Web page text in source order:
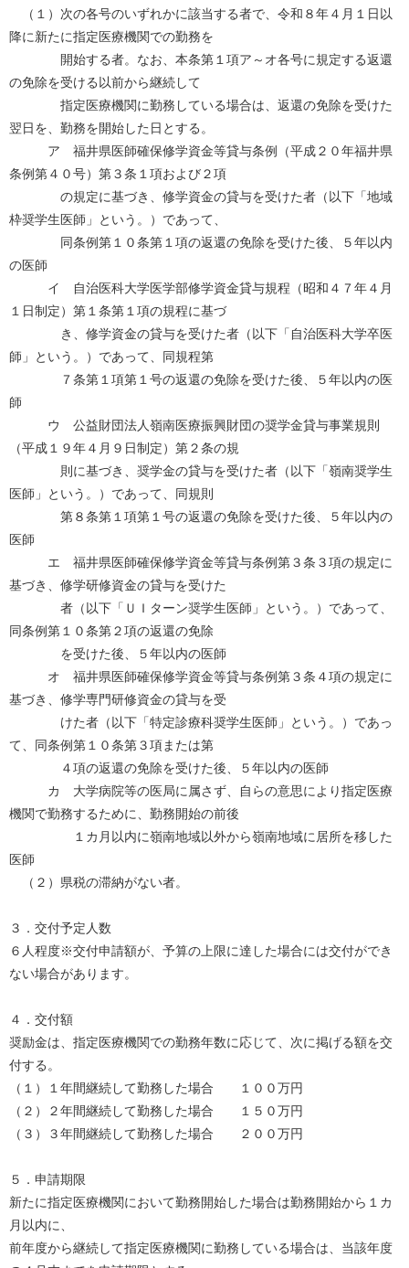
（１）次の各号のいずれかに該当する者で、令和８年４月１日以
降に新たに指定医療機関での勤務を
開始する者。なお、本条第１項ア～オ各号に規定する返還
の免除を受ける以前から継続して
指定医療機関に勤務している場合は、返還の免除を受けた
翌日を、勤務を開始した日とする。
ア 福井県医師確保修学資金等貸与条例（平成２０年福井県
条例第４０号）第３条１項および２項
の規定に基づき、修学資金の貸与を受けた者（以下「地域
枠奨学生医師」という。）であって、
同条例第１０条第１項の返還の免除を受けた後、５年以内
の医師
イ 自治医科大学医学部修学資金貸与規程（昭和４７年４月
１日制定）第１条第１項の規程に基づ
き、修学資金の貸与を受けた者（以下「自治医科大学卒医
師」という。）であって、同規程第
７条第１項第１号の返還の免除を受けた後、５年以内の医
師
ウ 公益財団法人嶺南医療振興財団の奨学金貸与事業規則
（平成１９年４月９日制定）第２条の規
則に基づき、奨学金の貸与を受けた者（以下「嶺南奨学生
医師」という。）であって、同規則
第８条第１項第１号の返還の免除を受けた後、５年以内の
医師
エ 福井県医師確保修学資金等貸与条例第３条３項の規定に
基づき、修学研修資金の貸与を受けた
者（以下「ＵＩターン奨学生医師」という。）であって、
同条例第１０条第２項の返還の免除
を受けた後、５年以内の医師
オ 福井県医師確保修学資金等貸与条例第３条４項の規定に
基づき、修学専門研修資金の貸与を受
けた者（以下「特定診療科奨学生医師」という。）であっ
て、同条例第１０条第３項または第
４項の返還の免除を受けた後、５年以内の医師
カ 大学病院等の医局に属さず、自らの意思により指定医療
機関で勤務するために、勤務開始の前後
１カ月以内に嶺南地域以外から嶺南地域に居所を移した
医師
（２）県税の滞納がない者。
３．交付予定人数
６人程度※交付申請額が、予算の上限に達した場合には交付ができ
ない場合があります。
４．交付額
奨励金は、指定医療機関での勤務年数に応じて、次に掲げる額を交
付する。
（１）１年間継続して勤務した場合 １００万円
（２）２年間継続して勤務した場合 １５０万円
（３）３年間継続して勤務した場合 ２００万円
５．申請期限
新たに指定医療機関において勤務開始した場合は勤務開始から１カ
月以内に、
前年度から継続して指定医療機関に勤務している場合は、当該年度